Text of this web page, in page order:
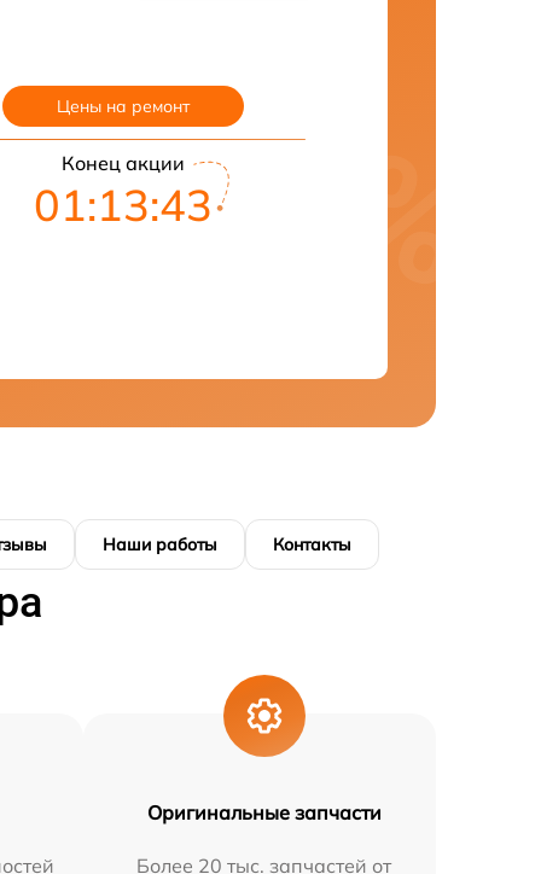
Цены на ремонт
Конец акции
01:13:41
Наши работы Контакты
Оригинальные запчасти
Более 20 тыс. запчастей от